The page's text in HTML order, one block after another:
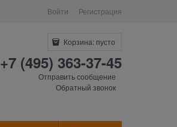
Войти Регистрация
Корзина: пусто
+7 (495) 363-37-45
Отправить сообщение
Обратный звонок